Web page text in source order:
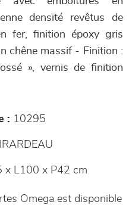
densité revêtus de
fer, finition époxy gris
chêne massif - Finition :
», vernis de finition
: 10295
x L100 x P42 cm
Omega est disponible